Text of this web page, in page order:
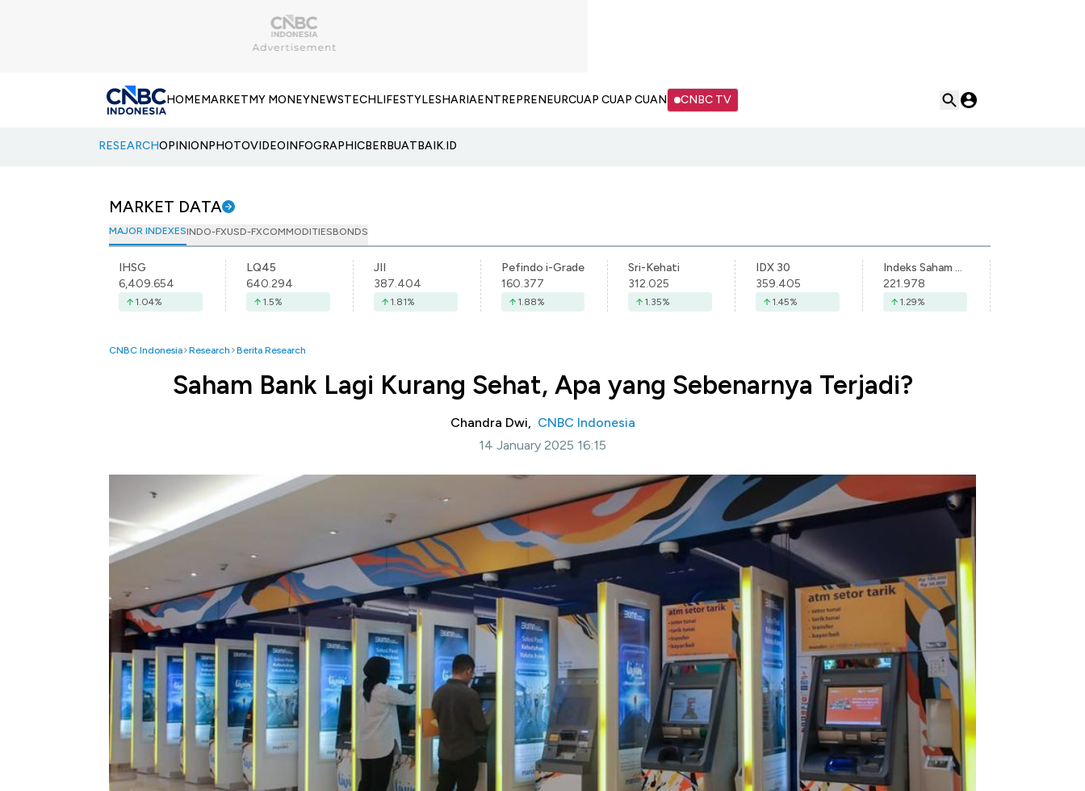
HOMEMARKETMY MONEYNEWSTECHLIFESTYLESHARIAENTREPRENEURCUAP CUAP CUAN CNBC TV
RESEARCHOPINIONPHOTOVIDEOINFOGRAPHICBERBUATBAIK.ID
MARKET DATA
MAJOR INDEXESINDO-FXUSD-FXCOMMODITIESBONDS
IHSG
6,409.654
1.04%
LQ45
640.294
1.5%
JII
387.404
1.81%
Pefindo i-Grade
160.377
1.88%
Sri-Kehati
312.025
1.35%
IDX 30
359.405
1.45%
Indeks Saham Syariah Indonesia
221.978
1.29%
CNBC Indonesia Research Berita Research
Saham Bank Lagi Kurang Sehat, Apa yang Sebenarnya Terjadi?
Chandra Dwi, CNBC Indonesia
14 January 2025 16:15